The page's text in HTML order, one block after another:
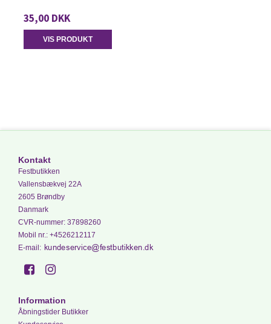
35,00 DKK
VIS PRODUKT
Kontakt
Festbutikken
Vallensbækvej 22A
2605 Brøndby
Danmark
CVR-nummer: 37898260
Mobil nr.: +4526212117
E-mail :
Information
Åbningstider Butikker